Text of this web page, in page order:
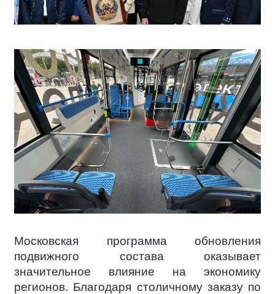
Московская программа обновления
подвижного состава оказывает
значительное влияние на экономику
регионов. Благодаря столичному заказу по